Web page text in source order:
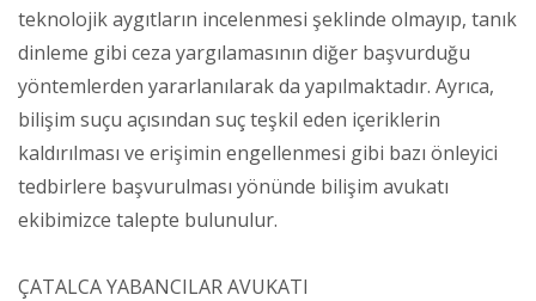
teknolojik aygıtların incelenmesi şeklinde olmayıp, tanık
dinleme gibi ceza yargılamasının diğer başvurduğu
yöntemlerden yararlanılarak da yapılmaktadır. Ayrıca,
bilişim suçu açısından suç teşkil eden içeriklerin
kaldırılması ve erişimin engellenmesi gibi bazı önleyici
tedbirlere başvurulması yönünde bilişim avukatı
ekibimizce talepte bulunulur.
ÇATALCA YABANCILAR AVUKATI